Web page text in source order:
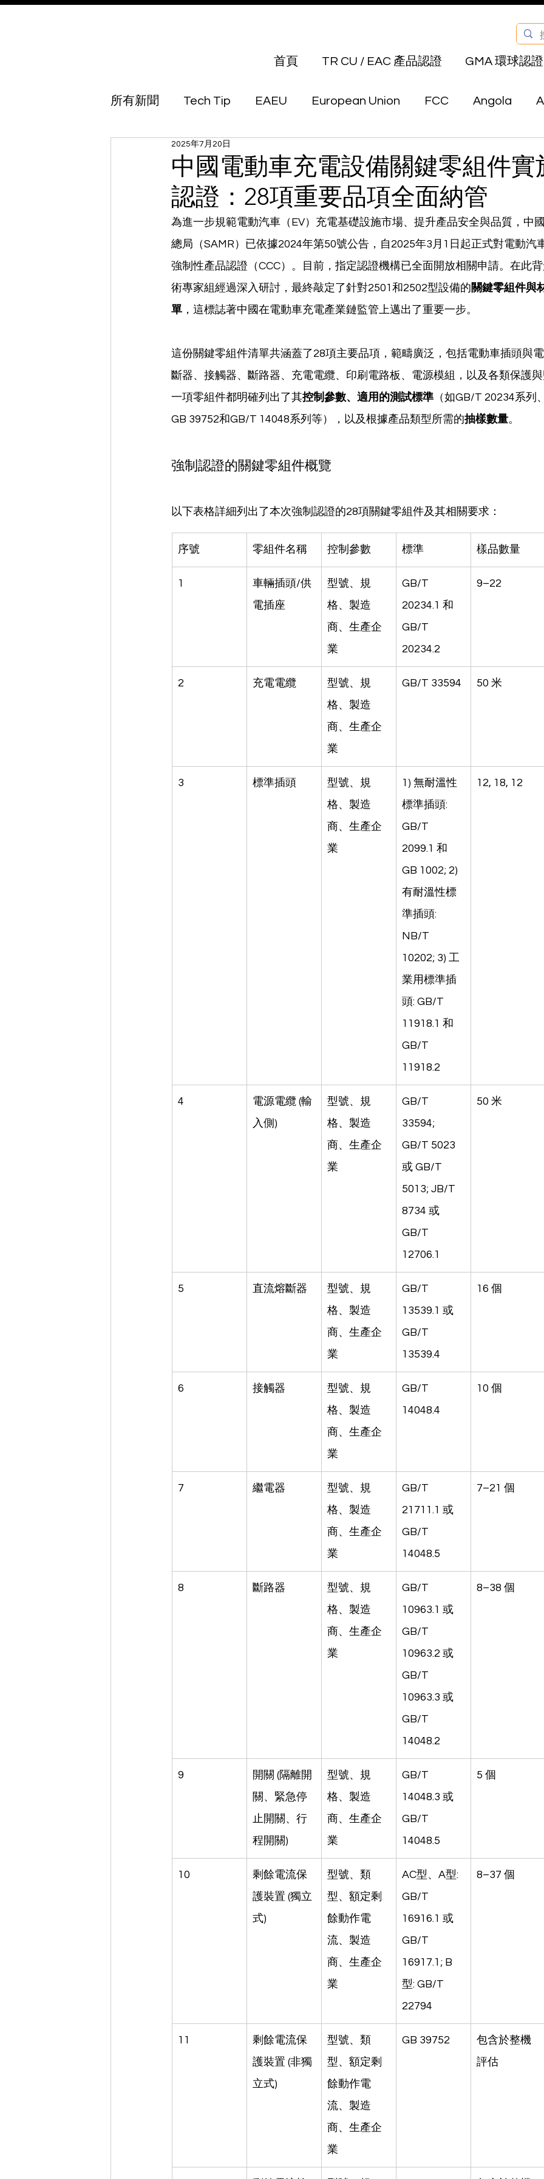
首頁 TR CU / EAC 產品認證 GMA 環球認證
所有新聞 Tech Tip EAEU European Union FCC Angola
Australia Azerbaijan
Botswana Brunei Canada Chile China Colombia
Georgia Guinea Bissau Hong Kong India Indonesia
中國電動車充電設備關鍵零組件實
認證：28項重要品項全面納管
2025年7月20日
為進一步規範電動汽車（EV）充電基礎設施市場、提升產品安全與品質，中
總局（SAMR）已依據2024年第50號公告，自2025年3月1日起正式對電動汽
強制性產品認證（CCC）。目前，指定認證機構已全面開放相關申請。在此
術專家組經過深入研討，最終敲定了針對2501和2502型設備的關鍵零組件與
單 ，這標誌著中國在電動車充電產業鏈監管上邁出了重要一步。
這份關鍵零組件清單共涵蓋了28項主要品項，範疇廣泛，包括電動車插頭與
斷器、接觸器、斷路器、充電電纜、印刷電路板、電源模組，以及各類保護
一項零組件都明確列出了其控制參數、適用的測試標準 （如GB/T 20234系列
GB 39752和GB/T 14048系列等），以及根據產品類型所需的抽樣數量。
強制認證的關鍵零組件概覽
以下表格詳細列出了本次強制認證的28項關鍵零組件及其相關要求：
序號 零組件名稱 控制參數 標準 樣品數量
1
車輛插頭/供
電插座
型號、規
格、製造
商、生產企
業
GB/T
20234.1 和
GB/T
20234.2
9–22
2 充電電纜
型號、規
格、製造
商、生產企
業
GB/T 33594 50 米
3 標準插頭
型號、規
格、製造
商、生產企
業
1) 無耐溫性
標準插頭:
GB/T
2099.1 和
GB 1002; 2)
有耐溫性標
準插頭:
NB/T
10202; 3) 工
業用標準插
頭: GB/T
11918.1 和
GB/T
11918.2
12, 18, 12
4
電源電纜 (輸
入側)
型號、規
格、製造
商、生產企
業
GB/T
33594;
GB/T 5023
或 GB/T
5013; JB/T
8734 或
GB/T
12706.1
50 米
5 直流熔斷器
型號、規
格、製造
商、生產企
業
GB/T
13539.1 或
GB/T
13539.4
16 個
6 接觸器
型號、規
格、製造
商、生產企
業
GB/T
14048.4
10 個
7 繼電器
型號、規
格、製造
商、生產企
業
GB/T
21711.1 或
GB/T
14048.5
7–21 個
8 斷路器
型號、規
格、製造
商、生產企
業
GB/T
10963.1 或
GB/T
10963.2 或
GB/T
10963.3 或
GB/T
14048.2
8–38 個
9
開關 (隔離開
關、緊急停
止開關、行
程開關)
型號、規
格、製造
商、生產企
業
GB/T
14048.3 或
GB/T
14048.5
5 個
10
剩餘電流保
護裝置 (獨立
式)
型號、類
型、額定剩
餘動作電
流、製造
商、生產企
業
AC型、A型:
GB/T
16916.1 或
GB/T
16917.1; B
型: GB/T
22794
8–37 個
11
剩餘電流保
護裝置 (非獨
立式)
型號、類
型、額定剩
餘動作電
流、製造
商、生產企
業
GB 39752
包含於整機
評估